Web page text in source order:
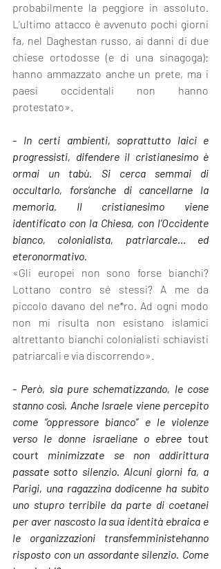
probabilmente la peggiore in assoluto.
L’ultimo attacco è avvenuto pochi giorni
fa, nel Daghestan russo, ai danni di due
chiese ortodosse (e di una sinagoga):
hanno ammazzato anche un prete, ma i
paesi occidentali non hanno
protestato».
- In certi ambienti, soprattutto laici e
progressisti, difendere il cristianesimo è
ormai un tabù. Si cerca semmai di
occultarlo, fors’anche di cancellarne la
memoria. Il cristianesimo viene
identificato con la Chiesa, con l’Occidente
bianco, colonialista, patriarcale… ed
eteronormativo.
«Gli europei non sono forse bianchi?
Lottano contro sé stessi? A me da
piccolo davano del ne*ro. Ad ogni modo
non mi risulta non esistano islamici
altrettanto bianchi colonialisti schiavisti
patriarcali e via discorrendo».
- Però, sia pure schematizzando, le cose
stanno così. Anche Israele viene percepito
come “oppressore bianco” e le violenze
verso le donne israeliane o ebree tout
court minimizzate se non addirittura
passate sotto silenzio. Alcuni giorni fa, a
Parigi, una ragazzina dodicenne ha subìto
uno stupro terribile da parte di coetanei
per aver nascosto la sua identità ebraica e
le organizzazioni transfemministehanno
risposto con un assordante silenzio. Come